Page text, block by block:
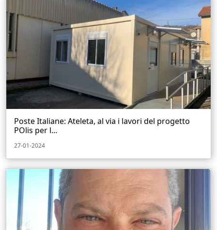
Poste Italiane: Ateleta, al via i lavori del progetto
POlis per l...
27-01-2024